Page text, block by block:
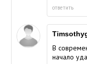
ответить
В
начало